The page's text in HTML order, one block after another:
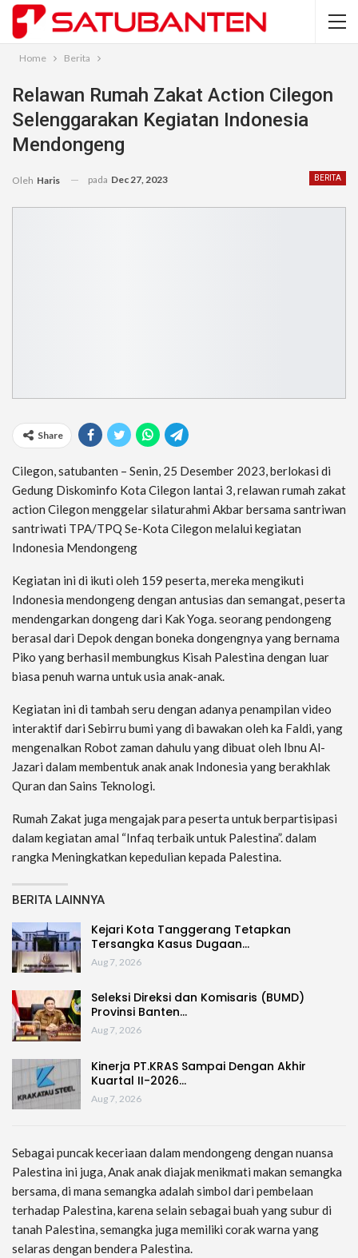
Home Berita
Relawan Rumah Zakat Action Cilegon
Selenggarakan Kegiatan Indonesia
Mendongeng
BERITA
Oleh Haris pada Dec 27, 2023
Share
Cilegon, satubanten – Senin, 25 Desember 2023, berlokasi di
Gedung Diskominfo Kota Cilegon lantai 3, relawan rumah zakat
action Cilegon menggelar silaturahmi Akbar bersama santriwan
santriwati TPA/TPQ Se-Kota Cilegon melalui kegiatan
Indonesia Mendongeng
Kegiatan ini di ikuti oleh 159 peserta, mereka mengikuti
Indonesia mendongeng dengan antusias dan semangat, peserta
mendengarkan dongeng dari Kak Yoga. seorang pendongeng
berasal dari Depok dengan boneka dongengnya yang bernama
Piko yang berhasil membungkus Kisah Palestina dengan luar
biasa penuh warna untuk usia anak-anak.
Kegiatan ini di tambah seru dengan adanya penampilan video
interaktif dari Sebirru bumi yang di bawakan oleh ka Faldi, yang
mengenalkan Robot zaman dahulu yang dibuat oleh Ibnu Al-
Jazari dalam membentuk anak anak Indonesia yang berakhlak
Quran dan Sains Teknologi.
Rumah Zakat juga mengajak para peserta untuk berpartisipasi
dalam kegiatan amal “Infaq terbaik untuk Palestina”. dalam
rangka Meningkatkan kepedulian kepada Palestina.
BERITA LAINNYA
Kejari Kota Tanggerang Tetapkan
Tersangka Kasus Dugaan…
Aug 7, 2026
Seleksi Direksi dan Komisaris (BUMD)
Provinsi Banten…
Aug 7, 2026
Kinerja PT.KRAS Sampai Dengan Akhir
Kuartal II-2026…
Aug 7, 2026
Sebagai puncak keceriaan dalam mendongeng dengan nuansa
Palestina ini juga, Anak anak diajak menikmati makan semangka
bersama, di mana semangka adalah simbol dari pembelaan
terhadap Palestina, karena selain sebagai buah yang subur di
tanah Palestina, semangka juga memiliki corak warna yang
selaras dengan bendera Palestina.